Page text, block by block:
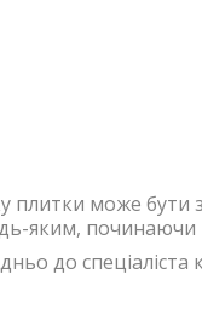
плитки може бути
яким, починаючи
до спеціаліста